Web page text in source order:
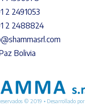
2 2491053
2 2488824
Bolivia
© 2019 • Desarrollado por